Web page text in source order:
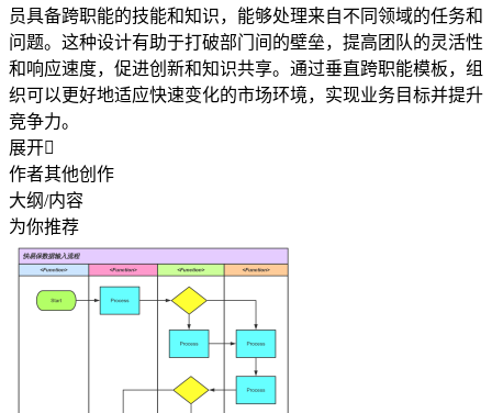
员具备跨职能的技能和知识，能够处理来自不同领域的任务和
问题。这种设计有助于打破部门间的壁垒，提高团队的灵活性
和响应速度，促进创新和知识共享。通过垂直跨职能模板，组
织可以更好地适应快速变化的市场环境，实现业务目标并提升
竞争力。
展开
作者其他创作
大纲/内容
为你推荐